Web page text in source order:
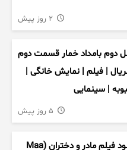
دوم بامداد خمار قسمت دوم
| فیلم | نمایش خانگی |
| سینمایی
دانلود فیلم مادر و دختران (Maa